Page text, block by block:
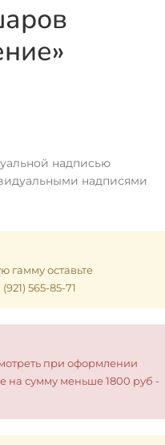
надписью
надписями
гамму оставьте
565-85-71
при оформлении
на сумму меньше 1800 руб -